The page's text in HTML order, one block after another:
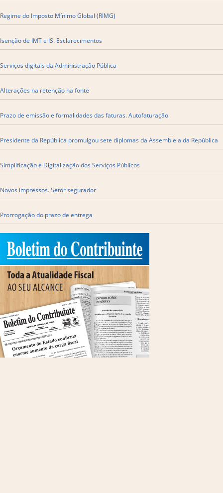
​Regime do Imposto Mínimo Global (RIMG)
Isenção de IMT e IS. Esclarecimentos
Serviços digitais da Administração Pública
Alterações na retenção na fonte
Prazo de emissão e formalidades das faturas. Autofaturação
Presidente da República promulgou sete diplomas da Assembleia da República
Simplificação e Digitalização dos Serviços Públicos
Novos impressos. Setor segurador
Prorrogação do prazo de entrega